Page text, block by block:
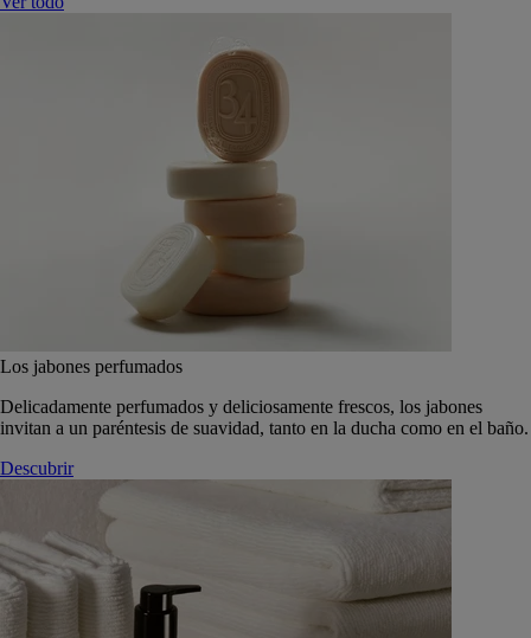
Los jabones perfumados
Delicadamente perfumados y deliciosamente frescos, los jabones
invitan a un paréntesis de suavidad, tanto en la ducha como en el baño.
Descubrir